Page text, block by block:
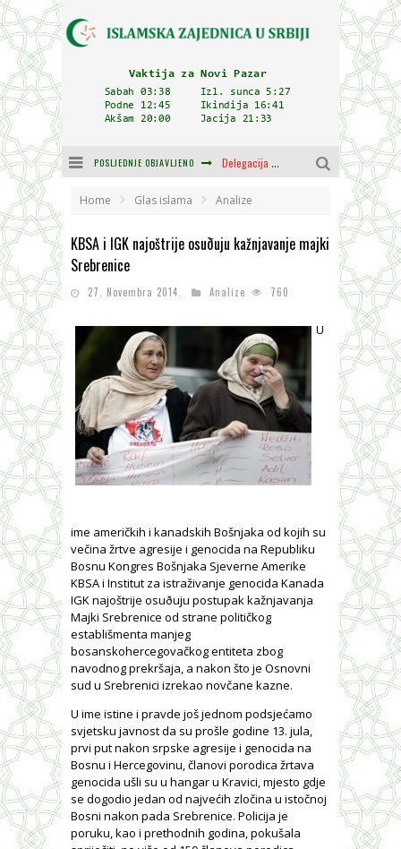
POSLJEDNJE OBJAVLJENO Delegacija IZ-e na godišnjici bitke kod Petrovaradina
Orijentalna kuća Osman-age Trtovca u Novom Pazaru
Home Glas islama Analize
KBSA i IGK najoštrije osuðuju kažnjavanje majki
Srebrenice
27. Novembra 2014. Analize 760
U
ime američkih i kanadskih Bošnjaka od kojih su
večina žrtve agresije i genocida na Republiku
Bosnu Kongres Bošnjaka Sjeverne Amerike
KBSA i Institut za istraživanje genocida Kanada
IGK najoštrije osuðuju postupak kažnjavanja
Majki Srebrenice od strane političkog
establišmenta manjeg
bosanskohercegovačkog entiteta zbog
navodnog prekršaja, a nakon što je Osnovni
sud u Srebrenici izrekao novčane kazne.
U ime istine i pravde još jednom podsjećamo
svjetsku javnost da su prošle godine 13. jula,
prvi put nakon srpske agresije i genocida na
Bosnu i Hercegovinu, članovi porodica žrtava
genocida ušli su u hangar u Kravici, mjesto gdje
se dogodio jedan od najvećih zločina u istočnoj
Bosni nakon pada Srebrenice. Policija je
poruku, kao i prethodnih godina, pokušala